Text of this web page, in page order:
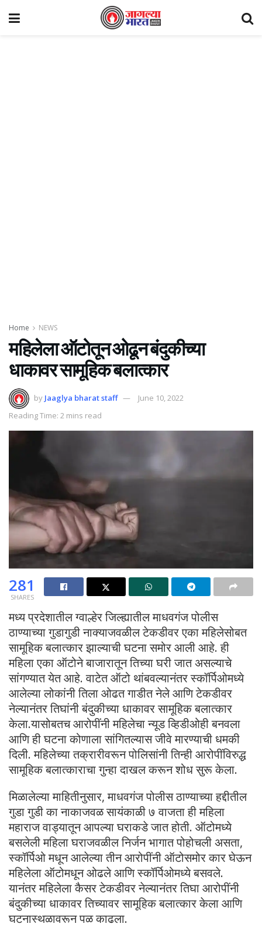
Home NEWS
महिलेला ऑटोतून ओढून बंदुकीच्या
धाकावर सामूहिक बलात्कार
by Jaaglya bharat staff
June 10, 2022
Reading Time: 2 mins read
281
SHARES
मध्य प्रदेशातील ग्वाल्हेर जिल्ह्यातील माधवगंज पोलीस
ठाण्याच्या गुडागुडी नाक्याजवळील टेकडीवर एका महिलेसोबत
सामूहिक बलात्कार झाल्याची घटना समोर आली आहे. ही
महिला एका ऑटोने बाजारातून तिच्या घरी जात असल्याचे
सांगण्यात येत आहे. वाटेत ऑटो थांबवल्यानंतर स्कॉर्पिओमध्ये
आलेल्या लोकांनी तिला ओढत गाडीत नेले आणि टेकडीवर
नेल्यानंतर तिघांनी बंदुकीच्या धाकावर सामूहिक बलात्कार
केला.यासोबतच आरोपींनी महिलेचा न्यूड व्हिडीओही बनवला
आणि ही घटना कोणाला सांगितल्यास जीवे मारण्याची धमकी
दिली. महिलेच्या तक्रारीवरून पोलिसांनी तिन्ही आरोपींविरुद्ध
सामूहिक बलात्काराचा गुन्हा दाखल करून शोध सुरू केला.
मिळालेल्या माहितीनुसार, माधवगंज पोलीस ठाण्याच्या हद्दीतील
गुडा गुडी का नाकाजवळ सायंकाळी ७ वाजता ही महिला
महाराज वाड्यातून आपल्या घराकडे जात होती. ऑटोमध्ये
बसलेली महिला घराजवळील निर्जन भागात पोहोचली असता,
स्कॉर्पिओ मधून आलेल्या तीन आरोपींनी ऑटोसमोर कार घेऊन
महिलेला ऑटोमधून ओढले आणि स्कॉर्पिओमध्ये बसवले.
यानंतर महिलेला कैसर टेकडीवर नेल्यानंतर तिघा आरोपींनी
बंदुकीच्या धाकावर तिच्यावर सामूहिक बलात्कार केला आणि
घटनास्थळावरून पळ काढला.